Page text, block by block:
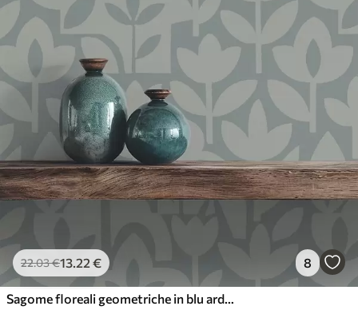
22.03€13.22 € 8
Sagome floreali geometriche in blu ardesia